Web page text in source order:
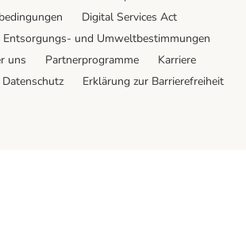
Digital Services Act
Entsorgungs- und Umweltbestimmungen
uns Partnerprogramme
Karriere
Datenschutz Erklärung zur Barrierefreiheit